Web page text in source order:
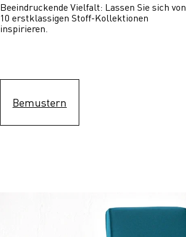
Beeindruckende Vielfalt: Lassen Sie sich von
10 erstklassigen Stoff-Kollektionen
inspirieren.
Bemustern